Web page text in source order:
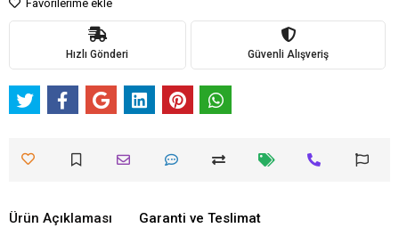
Favorilerime ekle
Hızlı Gönderi Güvenli Alışveriş
Ürün Açıklaması Garanti ve Teslimat